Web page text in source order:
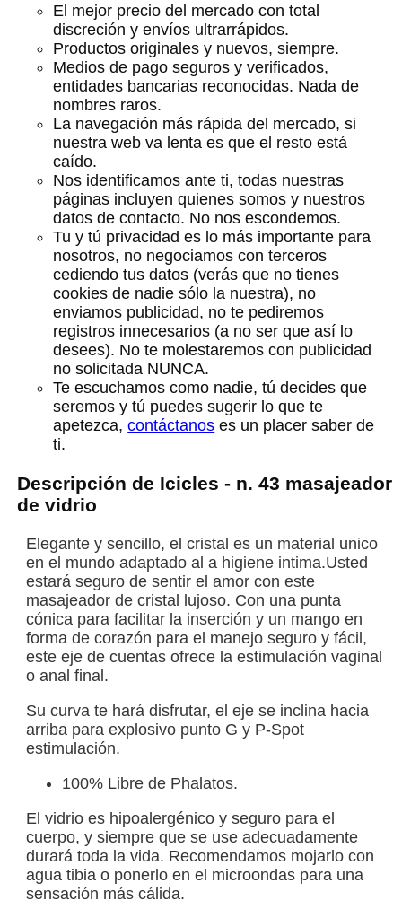
El mejor precio del mercado con total
discreción y envíos ultrarrápidos.
Productos originales y nuevos, siempre.
Medios de pago seguros y verificados,
entidades bancarias reconocidas. Nada de
nombres raros.
La navegación más rápida del mercado, si
nuestra web va lenta es que el resto está
caído.
Nos identificamos ante ti, todas nuestras
páginas incluyen quienes somos y nuestros
datos de contacto. No nos escondemos.
Tu y tú privacidad es lo más importante para
nosotros, no negociamos con terceros
cediendo tus datos (verás que no tienes
cookies de nadie sólo la nuestra), no
enviamos publicidad, no te pediremos
registros innecesarios (a no ser que así lo
desees). No te molestaremos con publicidad
no solicitada NUNCA.
Te escuchamos como nadie, tú decides que
seremos y tú puedes sugerir lo que te
apetezca,contáctanos es un placer saber de
ti.
Descripción de Icicles - n. 43 masajeador
de vidrio
Elegante y sencillo, el cristal es un material unico
en el mundo adaptado al a higiene intima.Usted
estará seguro de sentir el amor con este
masajeador de cristal lujoso. Con una punta
cónica para facilitar la inserción y un mango en
forma de corazón para el manejo seguro y fácil,
este eje de cuentas ofrece la estimulación vaginal
o anal final.
Su curva te hará disfrutar, el eje se inclina hacia
arriba para explosivo punto G y P-Spot
estimulación.
100% Libre de Phalatos.
El vidrio es hipoalergénico y seguro para el
cuerpo, y siempre que se use adecuadamente
durará toda la vida. Recomendamos mojarlo con
agua tibia o ponerlo en el microondas para una
sensación más cálida.